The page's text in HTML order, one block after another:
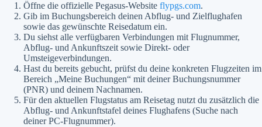
Öffne die offizielle Pegasus-Website flypgs.com.
Gib im Buchungsbereich deinen Abflug- und Zielflughafen
sowie das gewünschte Reisedatum ein.
Du siehst alle verfügbaren Verbindungen mit Flugnummer,
Abflug- und Ankunftszeit sowie Direkt- oder
Umsteigeverbindungen.
Hast du bereits gebucht, prüfst du deine konkreten Flugzeiten im
Bereich „Meine Buchungen“ mit deiner Buchungsnummer
(PNR) und deinem Nachnamen.
Für den aktuellen Flugstatus am Reisetag nutzt du zusätzlich die
Abflug- und Ankunftstafel deines Flughafens (Suche nach
deiner PC-Flugnummer).